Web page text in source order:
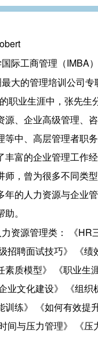
际工商管理（IMBA
大的管理培训公司
职业生涯中，张先
源、企业高级管理、
等中、高层管理者职
丰富的企业管理工作
师，曾为很多不同类
年的人力资源与企业
。
资源管理类： 《HR
招聘面试技巧》 《
素质模型》 《职业
业文化建设》 《组
训练》 《如何有效
间与压力管理》 《